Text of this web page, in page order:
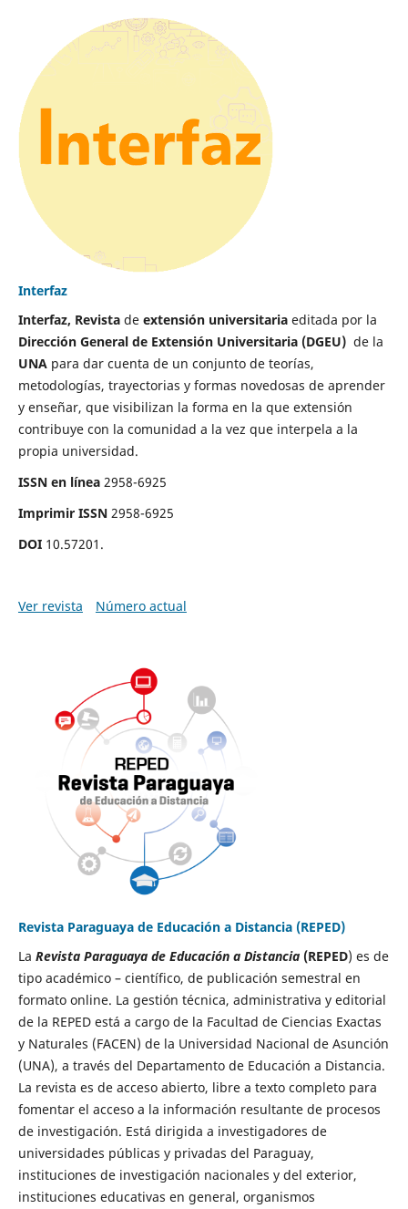
Interfaz
Interfaz, Revista deextensión universitaria editada por la
Dirección General de Extensión Universitaria (DGEU) de la
UNApara dar cuenta de un conjunto de teorías,
metodologías, trayectorias y formas novedosas de aprender
y enseñar, que visibilizan la forma en la que extensión
contribuye con la comunidad a la vez que interpela a la
propia universidad.
ISSN en línea2958-6925
Imprimir ISSN2958-6925
DOI10.57201.
Ver revista Número actual
Revista Paraguaya de Educación a Distancia (REPED)
La Revista Paraguaya de Educación a Distancia(REPED) es de
tipo académico – científico, de publicación semestral en
formato online. La gestión técnica, administrativa y editorial
de la REPED está a cargo de la Facultad de Ciencias Exactas
y Naturales (FACEN) de la Universidad Nacional de Asunción
(UNA), a través del Departamento de Educación a Distancia.
La revista es de acceso abierto, libre a texto completo para
fomentar el acceso a la información resultante de procesos
de investigación. Está dirigida a investigadores de
universidades públicas y privadas del Paraguay,
instituciones de investigación nacionales y del exterior,
instituciones educativas en general, organismos